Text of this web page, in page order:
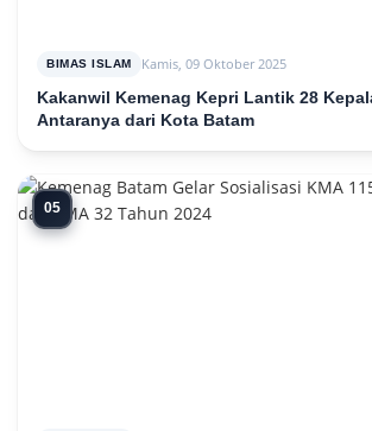
BIMAS ISLAM
Kamis, 09 Oktober 2025
Kakanwil Kemenag Kepri Lantik 28
Antaranya dari Kota Batam
05